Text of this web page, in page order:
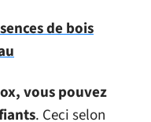
de bois
vous pouvez
. Ceci selon